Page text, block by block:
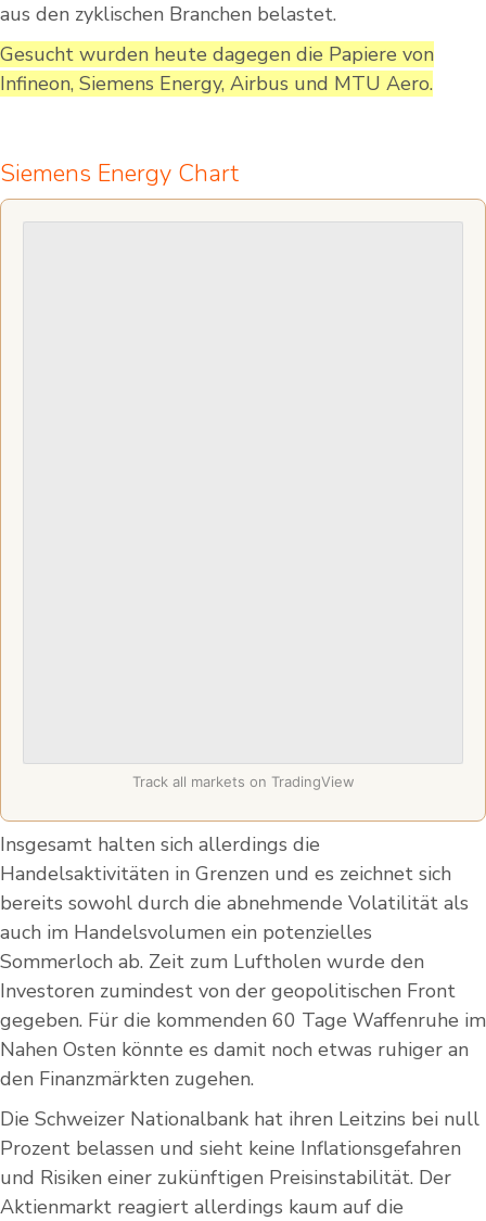
aus den zyklischen Branchen belastet.
Gesucht wurden heute dagegen die Papiere von
Infineon, Siemens Energy, Airbus und MTU Aero.
Siemens Energy Chart
Track all markets on TradingView
Insgesamt halten sich allerdings die
Handelsaktivitäten in Grenzen und es zeichnet sich
bereits sowohl durch die abnehmende Volatilität als
auch im Handelsvolumen ein potenzielles
Sommerloch ab. Zeit zum Luftholen wurde den
Investoren zumindest von der geopolitischen Front
gegeben. Für die kommenden 60 Tage Waffenruhe im
Nahen Osten könnte es damit noch etwas ruhiger an
den Finanzmärkten zugehen.
Die Schweizer Nationalbank hat ihren Leitzins bei null
Prozent belassen und sieht keine Inflationsgefahren
und Risiken einer zukünftigen Preisinstabilität. Der
Aktienmarkt reagiert allerdings kaum auf die